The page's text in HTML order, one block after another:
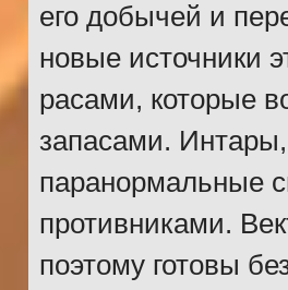
его добычей и
новые источники
расами, которые
запасами.
паранормальные
противниками.
поэтому готовы